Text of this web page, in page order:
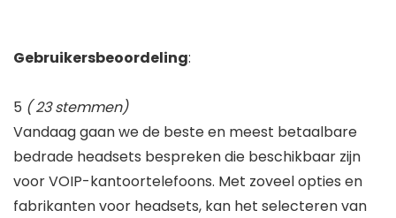
Gebruikersbeoordeling:
5 (23stemmen)
Vandaag gaan we de beste en meest betaalbare
bedrade headsets bespreken die beschikbaar zijn
voor VOIP-kantoortelefoons. Met zoveel opties en
fabrikanten voor headsets, kan het selecteren van